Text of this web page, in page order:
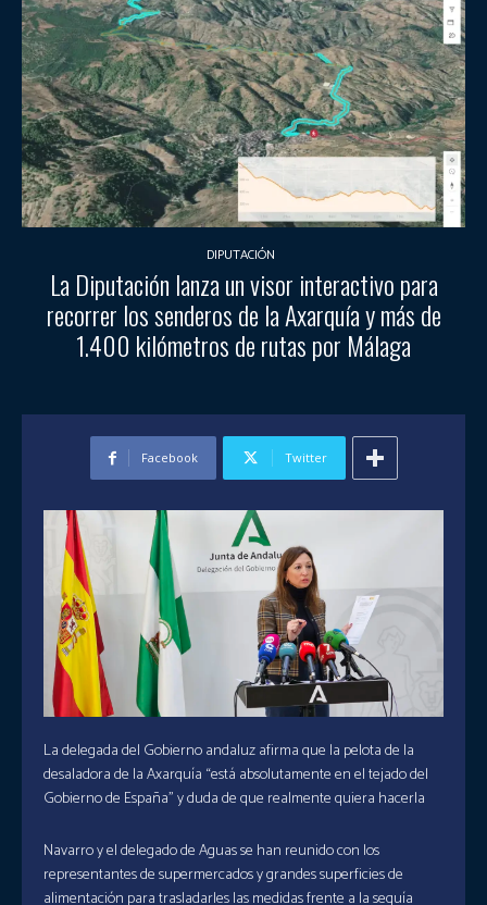
DIPUTACIÓN
La Diputación lanza un visor interactivo para
recorrer los senderos de la Axarquía y más de
1.400 kilómetros de rutas por Málaga
Facebook Twitter
La delegada del Gobierno andaluz afirma que la pelota de la
desaladora de la Axarquía “está absolutamente en el tejado del
Gobierno de España” y duda de que realmente quiera hacerla
Navarro y el delegado de Aguas se han reunido con los
representantes de supermercados y grandes superficies de
alimentación para trasladarles las medidas frente a la sequía